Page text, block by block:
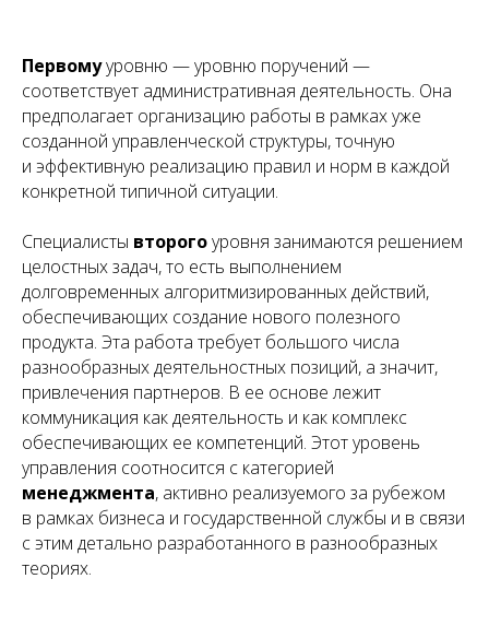
Первомууровню — уровню поручений —
соответствует административная деятельность. Она
предполагает организацию работы в рамках уже
созданной управленческой структуры, точную
и эффективную реализацию правил и норм в каждой
конкретной типичной ситуации.
Специалисты второгоуровня занимаются решением
целостных задач, то есть выполнением
долговременных алгоритмизированных действий,
обеспечивающих создание нового полезного
продукта. Эта работа требует большого числа
разнообразных деятельностных позиций, а значит,
привлечения партнеров. В ее основе лежит
коммуникация как деятельность и как комплекс
обеспечивающих ее компетенций. Этот уровень
управления соотносится с категорией
менеджмента, активно реализуемого за рубежом
в рамках бизнеса и государственной службы и в связи
с этим детально разработанного в разнообразных
теориях.